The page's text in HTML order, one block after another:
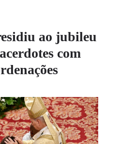
ao jubileu
com